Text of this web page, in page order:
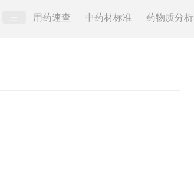
用药速查 中药材标准 药物质分析